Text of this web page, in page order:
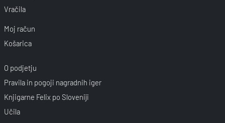
Vračila
Moj račun
Košarica
O podjetju
Pravila in pogoji nagradnih iger
Knjigarne Felix po Sloveniji
Učila